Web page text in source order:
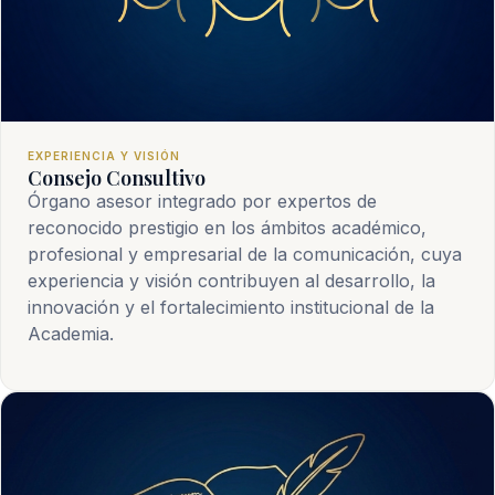
EXPERIENCIA Y VISIÓN
Consejo Consultivo
Órgano asesor integrado por expertos de
reconocido prestigio en los ámbitos académico,
profesional y empresarial de la comunicación, cuya
experiencia y visión contribuyen al desarrollo, la
innovación y el fortalecimiento institucional de la
Academia.